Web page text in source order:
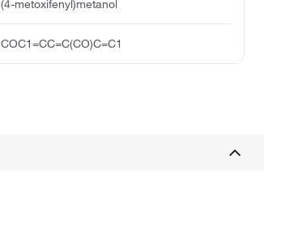
(4-metoxifenyl)metanol
COC1=CC=C(CO)C=C1